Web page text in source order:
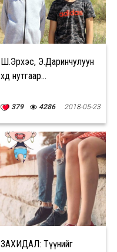
Ш.Эрхэс, Э.Даринчулуун
хөдөө нутгаар...
379 4286 2018-05-23
ЗАХИДАЛ: Түүнийг